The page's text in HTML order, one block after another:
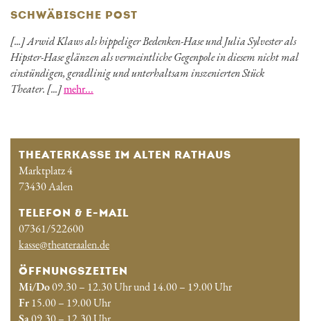
SCHWÄBISCHE POST
[...] Arwid Klaws als hippeliger Bedenken-Hase und Julia Sylvester als
Hipster-Hase glänzen als vermeintliche Gegenpole in diesem nicht mal
einstündigen, geradlinig und unterhaltsam inszenierten Stück
Theater. [...]mehr...
THEATERKASSE IM ALTEN RATHAUS
Marktplatz 4
73430 Aalen
TELEFON & E-MAIL
07361/522600
kasse@theateraalen.de
ÖFFNUNGSZEITEN
Mi/Do09.30 – 12.30 Uhr und 14.00 – 19.00 Uhr
Fr15.00 – 19.00 Uhr